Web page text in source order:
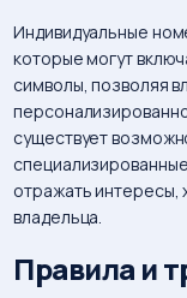
Индивидуальные
которые могут
символы, позволяя
существует
отражать интересы,
владельца.
Правила и